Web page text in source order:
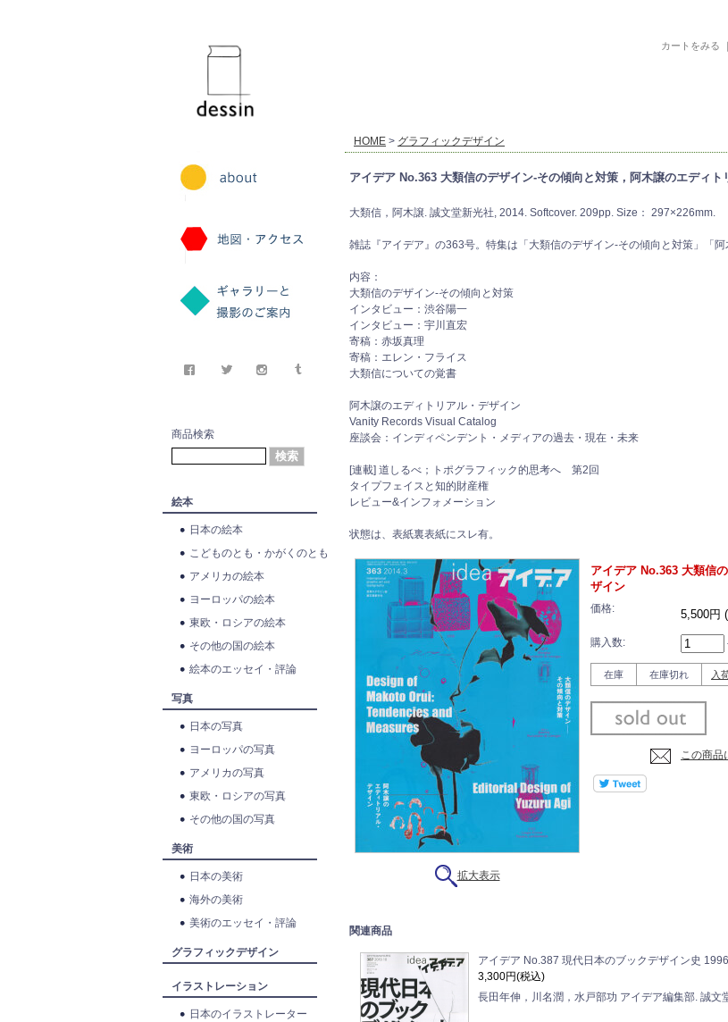
カートをみる
商品検索
絵本
日本の絵本
こどものとも・かがくのとも
アメリカの絵本
ヨーロッパの絵本
東欧・ロシアの絵本
その他の国の絵本
絵本のエッセイ・評論
写真
日本の写真
ヨーロッパの写真
アメリカの写真
東欧・ロシアの写真
その他の国の写真
美術
日本の美術
海外の美術
美術のエッセイ・評論
グラフィックデザイン
イラストレーション
日本のイラストレーター
HOME > グラフィックデザイン
アイデア No.363 大類信のデザイン-その傾向と対策，阿木譲のエディト
大類信，阿木譲. 誠文堂新光社, 2014. Softcover. 209pp. Size： 297×226mm.
雑誌『アイデア』の363号。特集は「大類信のデザイン-その傾向と対策」「阿
内容：
大類信のデザイン-その傾向と対策
インタビュー：渋谷陽一
インタビュー：宇川直宏
寄稿：赤坂真理
寄稿：エレン・フライス
大類信についての覚書
阿木譲のエディトリアル・デザイン
Vanity Records Visual Catalog
座談会：インディペンデント・メディアの過去・現在・未来
[連載] 道しるべ；トポグラフィック的思考へ 第2回
タイプフェイスと知的財産権
レビュー&インフォメーション
状態は、表紙裏表紙にスレ有。
拡大表示
アイデア No.363 大類信
ザイン
価格: 5,500円
購入数:
在庫 在庫切れ 入
この商品
関連商品
アイデア No.387 現代日本のブックデザイン史
3,300円(税込)
長田年伸，川名潤，水戸部功 アイデア編集部. 誠文